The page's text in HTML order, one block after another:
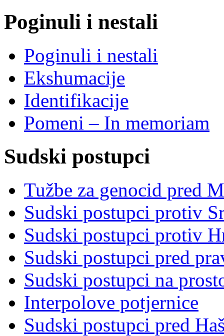
Poginuli i nestali
Poginuli i nestali
Ekshumacije
Identifikacije
Pomeni – In memoriam
Sudski postupci
Tužbe za genocid pred
Sudski postupci protiv
Sudski postupci protiv
Sudski postupci pred
Sudski postupci na
Interpolove potjernice
Sudski postupci pred